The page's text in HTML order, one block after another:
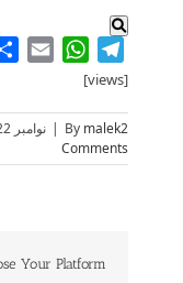
Telegram
[views]
By malek2
| نوامبر 26th, 2022
Comments
Your Platform!